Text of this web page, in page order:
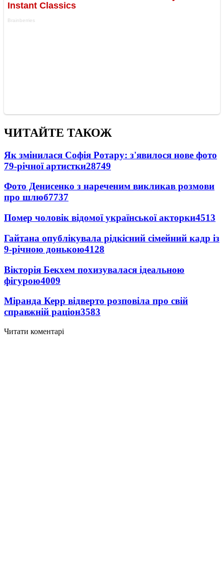
ЧИТАЙТЕ ТАКОЖ
Як змінилася Софія Ротару: з'явилося нове фото
79-річної артистки28749
Фото Денисенко з нареченим викликав розмови
про шлюб7737
Помер чоловік відомої української акторки4513
Гайтана опублікувала рідкісний сімейний кадр із
9-річною донькою4128
Вікторія Бекхем похизувалася ідеальною
фігурою4009
Міранда Керр відверто розповіла про свій
справжній раціон3583
Читати коментарі